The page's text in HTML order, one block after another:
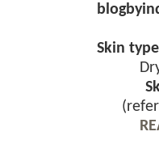
Skin